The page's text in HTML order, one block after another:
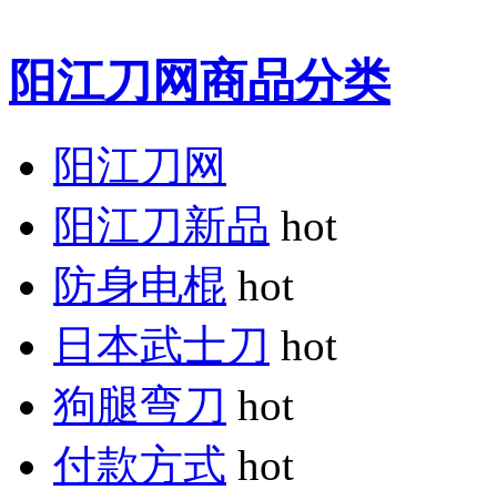
阳江刀网商品分类
阳江刀网
阳江刀新品 hot
防身电棍 hot
日本武士刀 hot
狗腿弯刀 hot
付款方式 hot